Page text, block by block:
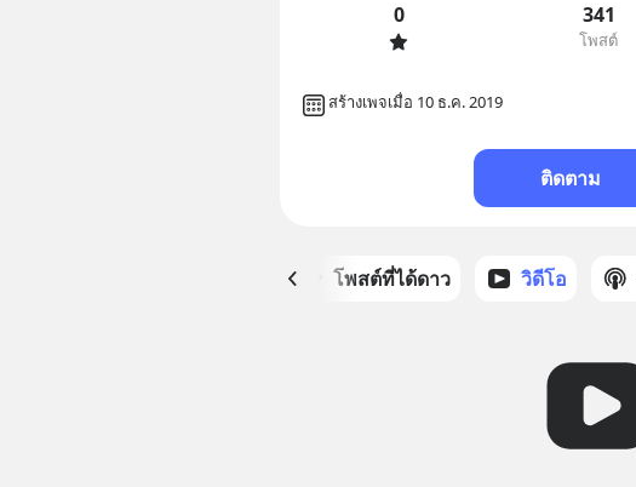
0 341
โพสต์
สร้างเพจเมื่อ 10 ธ.ค. 2019
ติดตาม
โพสต์ที่ได้ดาว วิดีโอ